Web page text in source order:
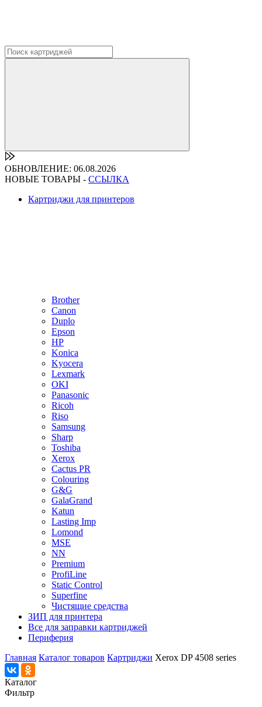
ОБНОВЛЕНИЕ: 06.08.2026
НОВЫЕ ТОВАРЫ - ССЫЛКА
Картриджи для принтеров
Brother
Canon
Duplo
Epson
HP
Konica
Kyocera
Lexmark
OKI
Panasonic
Ricoh
Riso
Samsung
Sharp
Toshiba
Xerox
Cactus PR
Colouring
G&G
GalaGrand
Katun
Lasting Imp
Lomond
MSE
NN
Premium
ProfiLine
Static Control
Superfine
Чистящие средства
ЗИП для принтера
Все для заправки картриджей
Периферия
Главная Каталог товаров Картриджи Xerox DP 4508 series
Каталог
Фильтр